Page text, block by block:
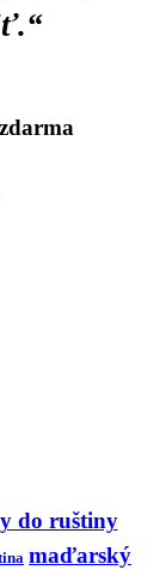
do ruštiny
maďarský